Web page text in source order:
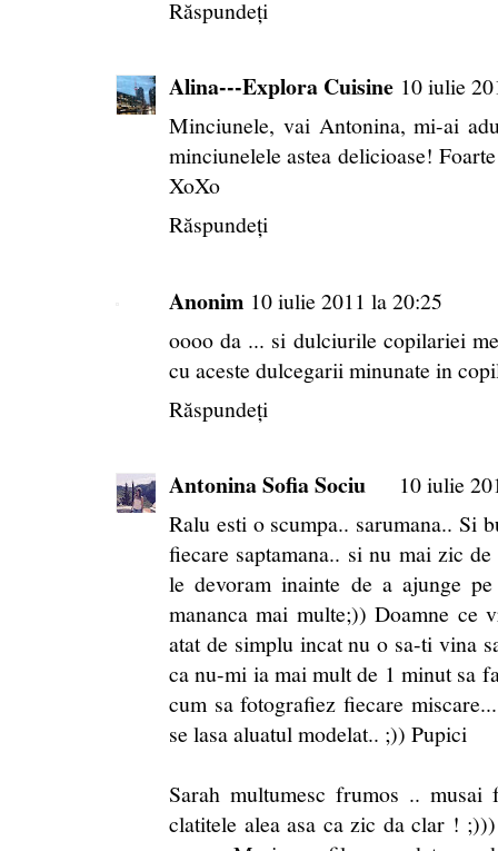
Răspundeți
Alina---Explora Cuisine 10 iulie
Minciunele, vai Antonina, mi-ai
minciunelele astea delicioase!
XoXo
Răspundeți
Anonim 10 iulie 2011 la 20:25
oooo da ... si dulciurile copilariei
cu aceste dulcegarii minunate in
Răspundeți
Antonina Sofia Sociu
10 iulie
Ralu esti o scumpa.. sarumana.. Si
fiecare saptamana.. si nu mai zic
le devoram inainte de a ajunge
mananca mai multe;)) Doamne
atat de simplu incat nu o sa-ti vina
ca nu-mi ia mai mult de 1 minut sa
cum sa fotografiez fiecare
se lasa aluatul modelat.. ;)) Pupici
Sarah multumesc frumos ..
clatitele alea asa ca zic da clar !